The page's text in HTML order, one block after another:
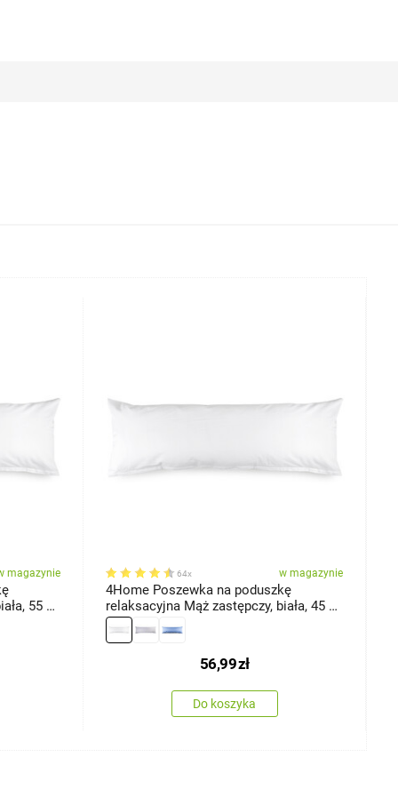
magazynie
55 x
64x w magazynie
4Home Poszewka na poduszkę
relaksacyjna Mąż zastępczy, biała, 45 x
120 cm
56,99zł
Do koszyka